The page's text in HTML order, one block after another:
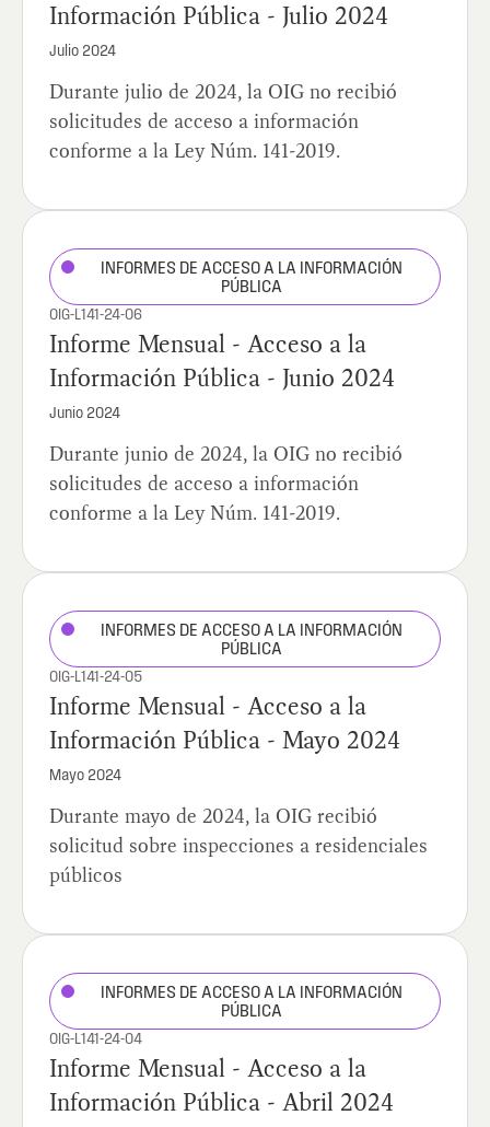
Información Pública - Julio 2024
Julio 2024
Durante julio de 2024, la OIG no recibió
solicitudes de acceso a información
conforme a la Ley Núm. 141-2019.
INFORMES DE ACCESO A LA INFORMACIÓN
PÚBLICA
OIG-L141-24-06
Informe Mensual - Acceso a la
Información Pública - Junio 2024
Junio 2024
Durante junio de 2024, la OIG no recibió
solicitudes de acceso a información
conforme a la Ley Núm. 141-2019.
INFORMES DE ACCESO A LA INFORMACIÓN
PÚBLICA
OIG-L141-24-05
Informe Mensual - Acceso a la
Información Pública - Mayo 2024
Mayo 2024
Durante mayo de 2024, la OIG recibió
solicitud sobre inspecciones a residenciales
públicos
INFORMES DE ACCESO A LA INFORMACIÓN
PÚBLICA
OIG-L141-24-04
Informe Mensual - Acceso a la
Información Pública - Abril 2024